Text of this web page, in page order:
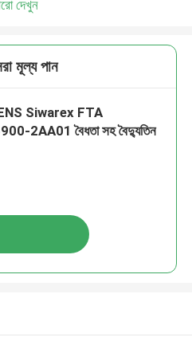
দেখুন
মূল্য পান
Siwarex FTA
2AA01 বৈধতা সহ বৈদ্যুতিন